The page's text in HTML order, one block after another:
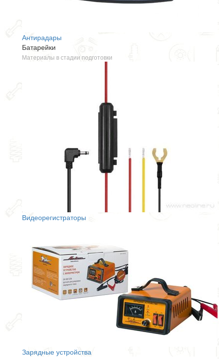
Антирадары
Батарейки
Материалы в стадии подготовки
Видеорегистраторы
Зарядные устройства